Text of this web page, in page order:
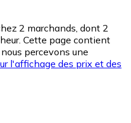
2 marchands, dont 2
Cette page contient
percevons une
l'affichage des prix et des